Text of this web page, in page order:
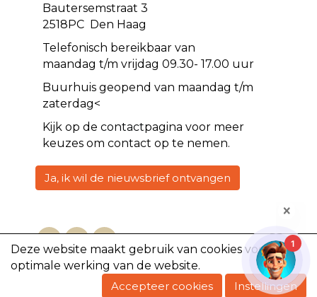
Deze website maakt gebruik van cookies voor een
optimale werking van de website.
Accepteer cookies
Instellingen
Bautersemstraat 3
2518PC Den Haag
Telefonisch bereikbaar van
maandag t/m vrijdag 09.30- 17.00 uur
Buurhuis geopend van maandag t/m
zaterdag<
Kijk op de contactpagina voor meer
keuzes om contact op te nemen.
Ja, ik wil de nieuwsbrief ontvangen
Copyright @2023, De Volharding
1